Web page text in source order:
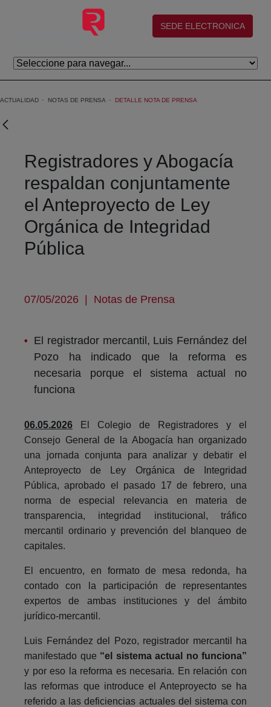
Saltar al contenido principal
(abre en nueva ventana)
SEDE ELECTRONICA
ACTUALIDAD NOTAS DE PRENSA DETALLE NOTA DE PRENSA
Registradores y Abogacía
respaldan conjuntamente
el Anteproyecto de Ley
Orgánica de Integridad
Pública
07/05/2026 | Notas de Prensa
El registrador mercantil, Luis Fernández del
Pozo ha indicado que la reforma es
necesaria porque el sistema actual no
funciona
06.05.2026 El Colegio de Registradores y el
Consejo General de la Abogacía han organizado
una jornada conjunta para analizar y debatir el
Anteproyecto de Ley Orgánica de Integridad
Pública, aprobado el pasado 17 de febrero, una
norma de especial relevancia en materia de
transparencia, integridad institucional, tráfico
mercantil ordinario y prevención del blanqueo de
capitales.
El encuentro, en formato de mesa redonda, ha
contado con la participación de representantes
expertos de ambas instituciones y del ámbito
jurídico-mercantil.
Luis Fernández del Pozo, registrador mercantil ha
manifestado que “el sistema actual no funciona”
y por eso la reforma es necesaria. En relación con
las reformas que introduce el Anteproyecto se ha
referido a las deficiencias actuales del sistema con